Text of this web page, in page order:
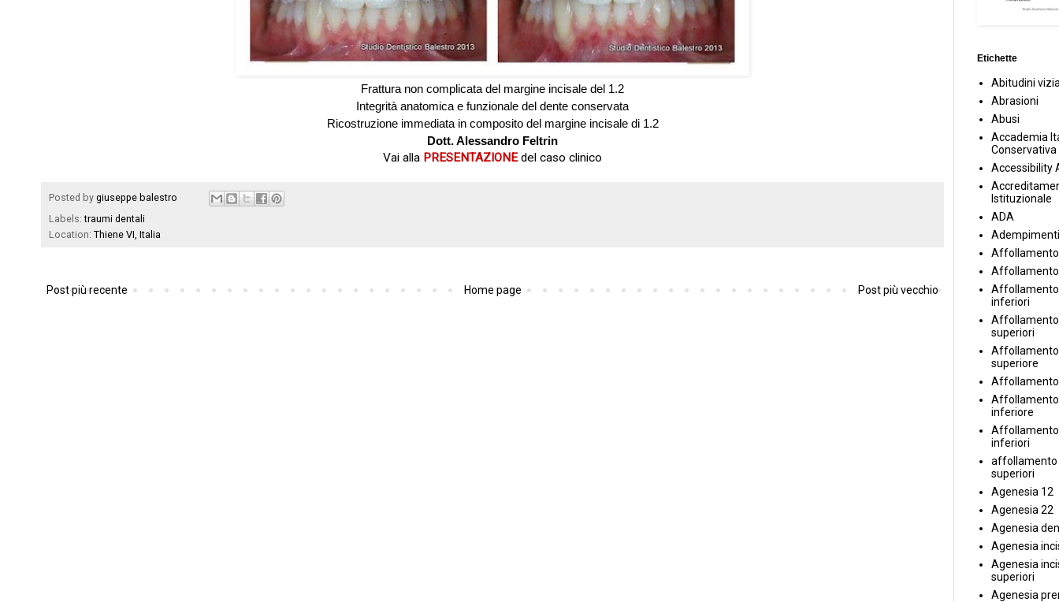
Frattura non complicata del margine incisale del 1.2
Integrità anatomica e funzionale del dente conservata
Ricostruzione immediata in composito del margine incisale di 1.2
Dott. Alessandro Feltrin
Vai alla PRESENTAZIONEdel caso clinico
Posted by giuseppe balestro
Labels:traumi dentali
Location: Thiene VI, Italia
Post più recente Post più vecchio
Home page
Etichette
Abitudini
Abrasioni
Abusi
Accademia
Conservativa
Accessibility
Istituzionale
ADA
Adempimenti
Affollamento
inferiori
Affollamento
superiori
Affollamento
superiore
inferiore
Affollamento
inferiori
affollamento
superiori
Agenesia 12
Agenesia 22
Agenesia
Agenesia
Agenesia
superiori
Agenesia